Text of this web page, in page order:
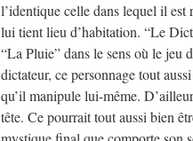
l’identique celle dans lequel il
lui tient lieu d’habitation. “Le
“La Pluie” dans le sens où le jeu
dictateur, ce personnage tout
qu’il manipule lui-même.
tête. Ce pourrait tout aussi bien